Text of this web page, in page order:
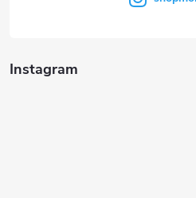
Instagram